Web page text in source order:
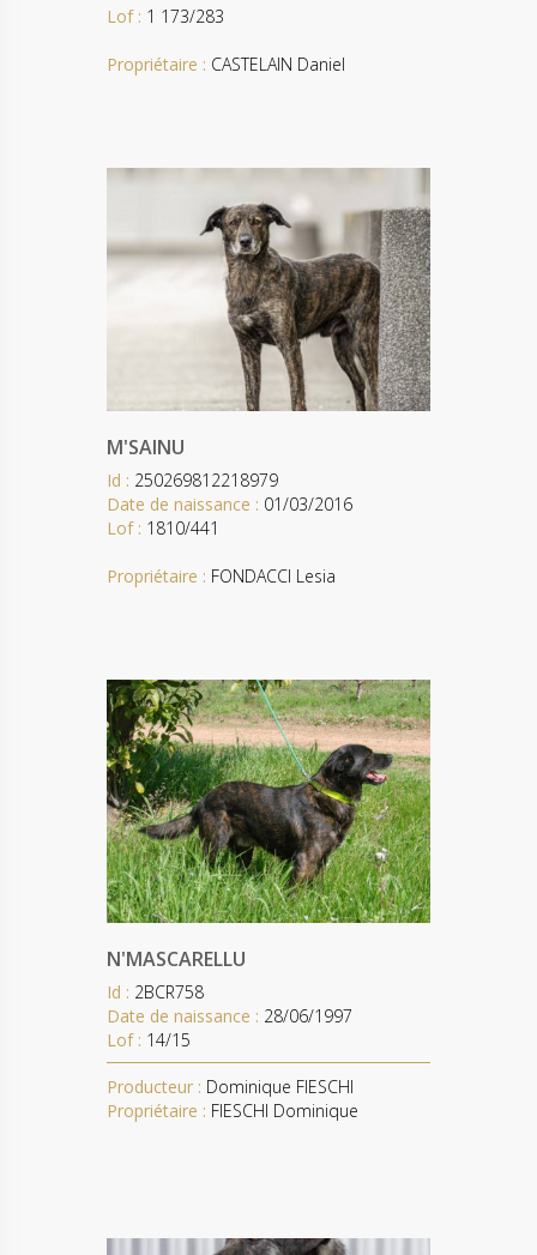
Lof : 1 173/283
Propriétaire : CASTELAIN Daniel
M'SAINU
Id : 250269812218979
Date de naissance : 01/03/2016
Lof : 1810/441
Propriétaire : FONDACCI Lesia
N'MASCARELLU
Id : 2BCR758
Date de naissance : 28/06/1997
Lof : 14/15
Producteur : Dominique FIESCHI
Propriétaire : FIESCHI Dominique